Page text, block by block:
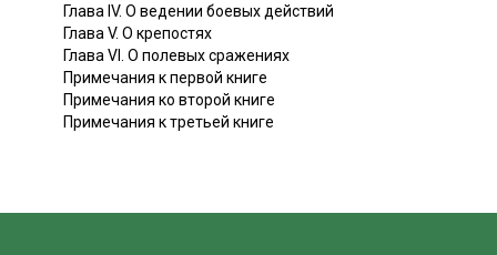
Глава IV. О ведении боевых действий
Глава V. О крепостях
Глава VI. О полевых сражениях
Примечания к первой книге
Примечания ко второй книге
Примечания к третьей книге